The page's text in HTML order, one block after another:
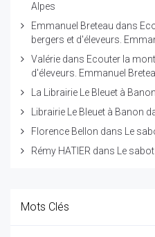
Alpes
Emmanuel Breteau dans
bergers et d'éleveurs.
Valérie dans Ecouter la
d'éleveurs. Emmanuel
La Librairie Le Bleuet à Banon
Librairie Le Bleuet à Banon
Florence Bellon dans Le
Rémy HATIER dans Le
Mots Clés